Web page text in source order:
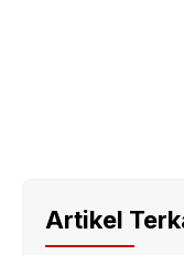
Artikel